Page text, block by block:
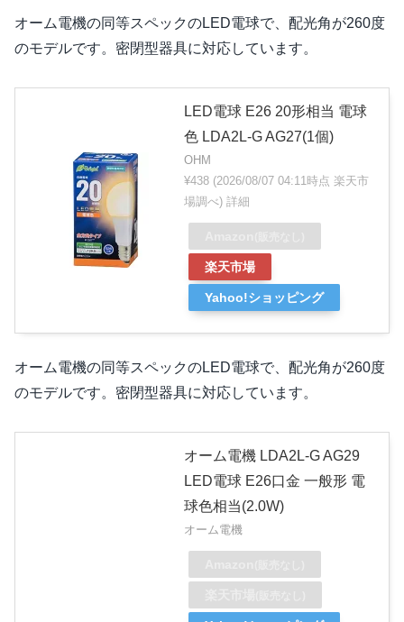
オーム電機の同等スペックのLED電球で、配光角が260度
のモデルです。密閉型器具に対応しています。
LED電球 E26 20形相当 電球
色 LDA2L-G AG27(1個)
OHM
¥438 (2026/08/07 04:11時点 楽天市
場調べ) 詳細
楽天市場
Yahoo!ショッピング
オーム電機の同等スペックのLED電球で、配光角が260度
のモデルです。密閉型器具に対応しています。
オーム電機 LDA2L-G AG29
LED電球 E26口金 一般形 電
球色相当(2.0W)
オーム電機